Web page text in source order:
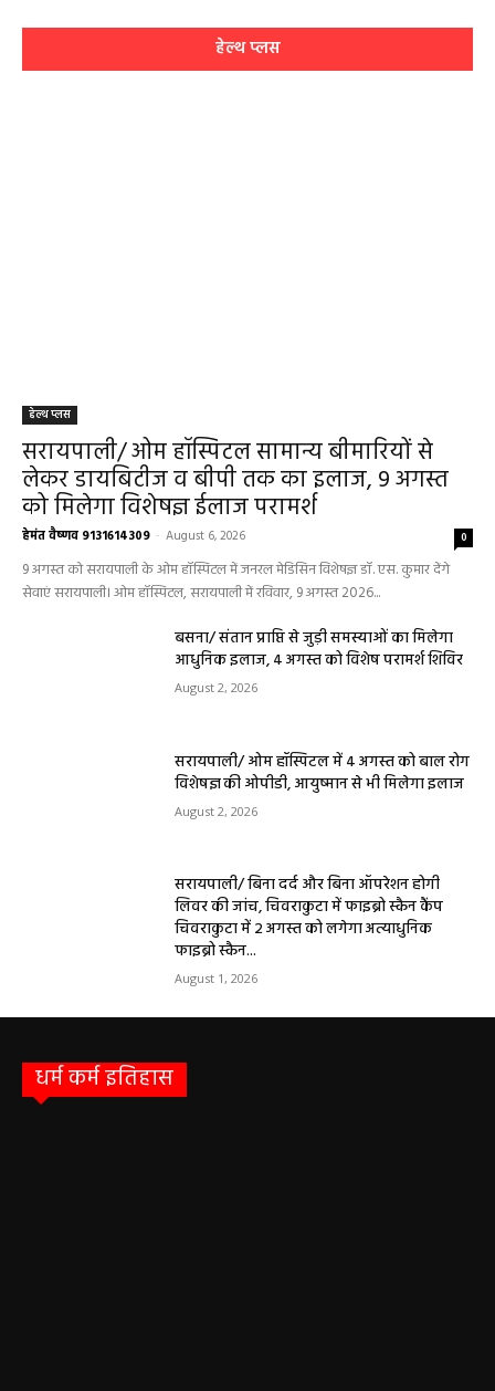
हेल्थ प्लस
हेल्थ प्लस
सरायपाली/ ओम हॉस्पिटल सामान्य बीमारियों से
लेकर डायबिटीज व बीपी तक का इलाज, 9 अगस्त
को मिलेगा विशेषज्ञ ईलाज परामर्श
हेमंत वैष्णव 9131614309 - August 6, 2026 0
9 अगस्त को सरायपाली के ओम हॉस्पिटल में जनरल मेडिसिन विशेषज्ञ डॉ. एस. कुमार देंगे
सेवाएं सरायपाली। ओम हॉस्पिटल, सरायपाली में रविवार, 9 अगस्त 2026...
बसना/ संतान प्राप्ति से जुड़ी समस्याओं का मिलेगा
आधुनिक इलाज, 4 अगस्त को विशेष परामर्श शिविर
August 2, 2026
सरायपाली/ ओम हॉस्पिटल में 4 अगस्त को बाल रोग
विशेषज्ञ की ओपीडी, आयुष्मान से भी मिलेगा इलाज
August 2, 2026
सरायपाली/ बिना दर्द और बिना ऑपरेशन होगी
लिवर की जांच, चिवराकुटा में फाइब्रो स्कैन कैंप
चिवराकुटा में 2 अगस्त को लगेगा अत्याधुनिक
फाइब्रो स्कैन...
August 1, 2026
धर्म कर्म इतिहास